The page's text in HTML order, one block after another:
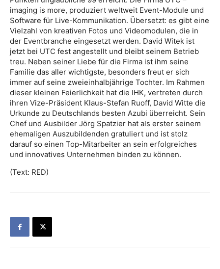
imaging is more, produziert weltweit Event-Module und
Software für Live-Kommunikation. Übersetzt: es gibt eine
Vielzahl von kreativen Fotos und Videomodulen, die in
der Eventbranche eingesetzt werden. David Witek ist
jetzt bei UTC fest angestellt und bleibt seinem Betrieb
treu. Neben seiner Liebe für die Firma ist ihm seine
Familie das aller wichtigste, besonders freut er sich
immer auf seine zweieinhalbjährige Tochter. Im Rahmen
dieser kleinen Feierlichkeit hat die IHK, vertreten durch
ihren Vize-Präsident Klaus-Stefan Ruoff, David Witte die
Urkunde zu Deutschlands besten Azubi überreicht. Sein
Chef und Ausbilder Jörg Spatzier hat als erster seinem
ehemaligen Auszubildenden gratuliert und ist stolz
darauf so einen Top-Mitarbeiter an sein erfolgreiches
und innovatives Unternehmen binden zu können.
(Text: RED)